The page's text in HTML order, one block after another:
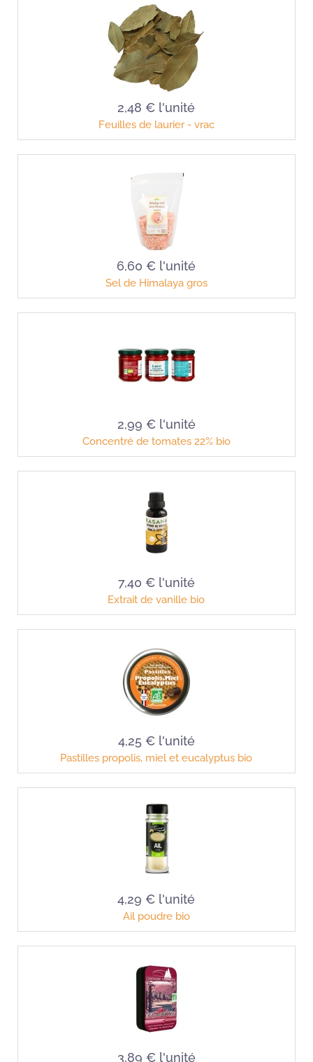
2,48 € l'unité
Feuilles de laurier - vrac
6,60 € l'unité
Sel de Himalaya gros
2,99 € l'unité
Concentré de tomates 22% bio
7,40 € l'unité
Extrait de vanille bio
4,25 € l'unité
Pastilles propolis, miel et eucalyptus bio
4,29 € l'unité
Ail poudre bio
3,89 € l'unité